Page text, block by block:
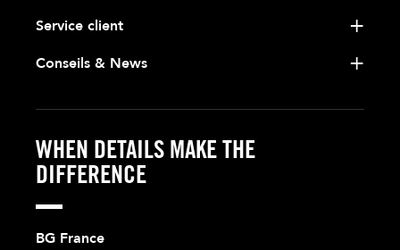
Service client
Conseils & News
WHEN DETAILS MAKE THE
DIFFERENCE
BG France